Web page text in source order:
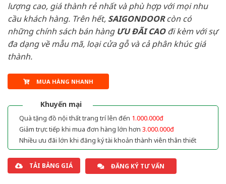
lượng cao, giá thành rẻ nhất và phù hợp với mọi nhu
cầu khách hàng. Trên hết, SAIGONDOORcòn có
những chính sách bán hàng ƯU ĐÃI CAOđi kèm với sự
đa dạng về mẫu mã, loại cửa gỗ và cả phân khúc giá
thành.
MUA HÀNG NHANH
Khuyến mại
Quà tặng đồ nội thất trang trí lên đến 1.000.000đ
Giảm trực tiếp khi mua đơn hàng lớn hơn 3.000.000đ
Nhiều ưu đãi lớn khi đăng ký tài khoản thành viên thân thiết
TẢI BẢNG GIÁ ĐĂNG KÝ TƯ VẤN